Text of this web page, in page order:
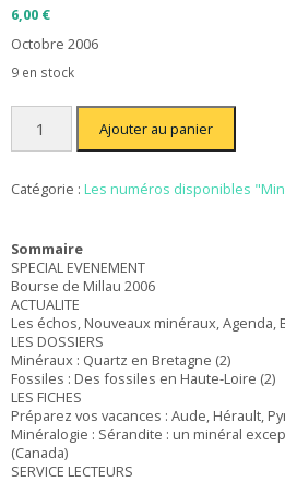
6,00 €
Octobre 2006
9 en stock
quantité
Minéraux
Fossiles
Ajouter au panier
Catégorie : Les numéros disponibles
Sommaire
SPECIAL EVENEMENT
Bourse de Millau 2006
ACTUALITE
Les échos, Nouveaux minéraux, Agenda,
LES DOSSIERS
Minéraux : Quartz en Bretagne (2)
Fossiles : Des fossiles en Haute-Loire (2)
LES FICHES
Préparez vos vacances : Aude, Hérault,
Minéralogie : Sérandite : un minéral
(Canada)
SERVICE LECTEURS